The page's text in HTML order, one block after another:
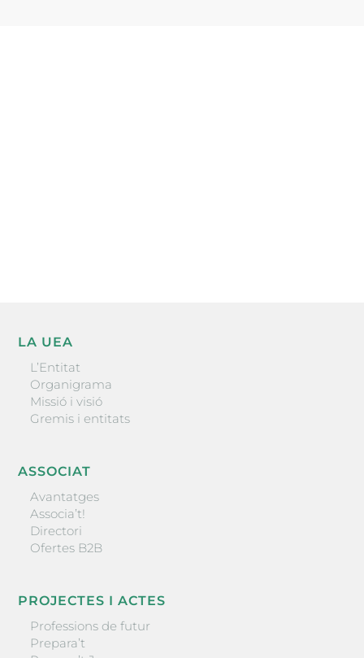
LA UEA
L’Entitat
Organigrama
Missió i visió
Gremis i entitats
ASSOCIAT
Avantatges
Associa’t!
Directori
Ofertes B2B
PROJECTES I ACTES
Professions de futur
Prepara’t